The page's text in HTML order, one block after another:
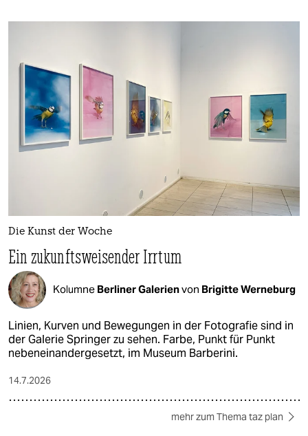
Die Kunst der Woche
Ein zukunftsweisender Irrtum
Kolumne Berliner Galerienvon Brigitte Werneburg
Linien, Kurven und Bewegungen in der Fotografie sind in
der Galerie Springer zu sehen. Farbe, Punkt für Punkt
nebeneinandergesetzt, im Museum Barberini.
14.7.2026
mehr zum Thema taz plan